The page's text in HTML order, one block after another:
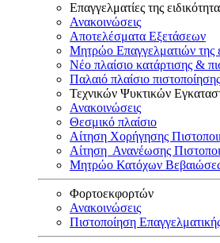
Επαγγελματίες της
Ανακοινώσεις
Αποτελέσματα Εξετάσεων
Μητρώο Επαγγελματιών της
Νέο πλαίσιο κατάρτισης &
Παλαιό πλαίσιο
Τεχνικών Ψυκτικών
Ανακοινώσεις
Θεσμικό πλαίσιο
Αίτηση Χορήγησης
Αίτηση Ανανέωσης
Μητρώο Κατόχων
Φορτοεκφορτών
Ανακοινώσεις
Πιστοποίηση